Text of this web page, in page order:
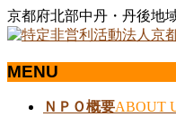
京都府北部中丹・丹後地
MENU
ＮＰＯ概要ABOUT